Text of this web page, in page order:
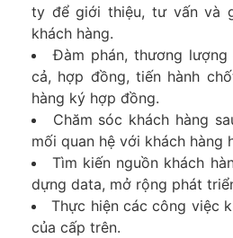
ty để giới thiệu, tư vấn và
khách hàng.
Đàm phán, thương
cả, hợp đồng, tiến hành
hàng ký hợp đồng.
Chăm sóc khách hàng
mối quan hệ với khách hàng
Tìm kiến nguồn khách
dựng data, mở rộng phát
Thực hiện các công việc
của cấp trên.